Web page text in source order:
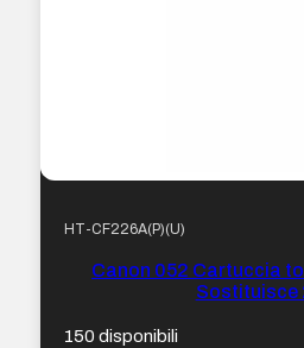
HT-CF226A(P)(U)
Canon 052 Cartuccia
Sostituisce
150 disponibili